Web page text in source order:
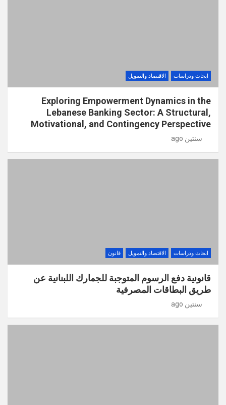
ابحاث ودراسات الاقتصاد والتمويل
Exploring Empowerment Dynamics in the
Lebanese Banking Sector: A Structural,
Motivational, and Contingency Perspective
سنتين ago
ابحاث ودراسات الاقتصاد والتمويل قانون
قانونية دفع الرسوم المتوجبة للجمارك اللبنانية عن
طريق البطاقات المصرفية
سنتين ago